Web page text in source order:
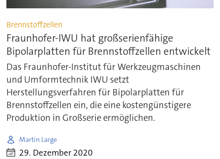
Brennstoffzellen
Fraunhofer-IWU hat großserienfähige
Bipolarplatten für Brennstoffzellen entwickelt
Das Fraunhofer-Institut für Werkzeugmaschinen
und Umformtechnik IWU setzt
Herstellungsverfahren für Bipolarplatten für
Brennstoffzellen ein, die eine kostengünstigere
Produktion in Großserie ermöglichen.
Martin Large
29. Dezember 2020